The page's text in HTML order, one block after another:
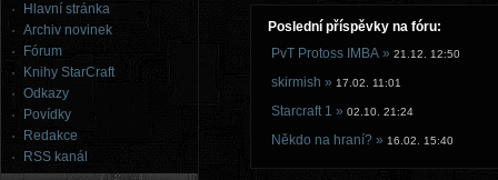
Hlavní stránka
Archiv novinek
Fórum
Knihy StarCraft
Odkazy
Povídky
Redakce
RSS kanál
Poslední příspěvky na fóru:
PvT Protoss IMBA » 21.12. 12:50
skirmish » 17.02. 11:01
Starcraft 1 » 02.10. 21:24
Někdo na hraní? » 16.02. 15:40